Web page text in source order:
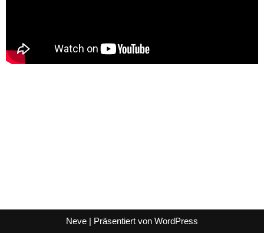
Neve | Präsentiert von WordPress